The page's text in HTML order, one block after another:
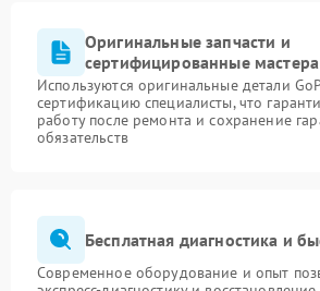
Оригинальные запчасти и
сертифицированные мастера
Используются оригинальные детали
сертификацию специалисты, что
работу после ремонта и сохранение
обязательств
Бесплатная диагностика и
Современное оборудование и опыт